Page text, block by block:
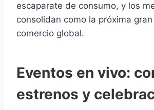
escaparate de consumo, y los
consolidan como la próxima
comercio global.
Eventos en vivo:
estrenos y